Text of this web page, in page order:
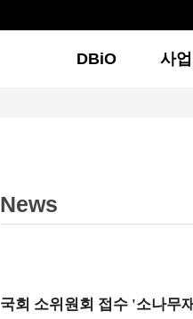
DBiO 사
News
국회 소위원회 접수 '소나무